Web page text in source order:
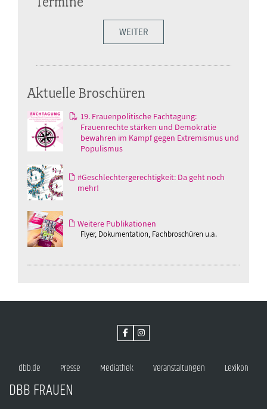
WEITER
Aktuelle Broschüren
19. Frauenpolitische Fachtagung:
Frauenrechte stärken und Demokratie
bewahren im Kampf gegen Extremismus und
Populismus
#Geschlechtergerechtigkeit: Da geht noch
mehr!
Weitere Publikationen
Flyer, Dokumentation, Fachbroschüren u.a.
dbb.de Presse Mediathek Veranstaltungen Lexikon
DBB FRAUEN